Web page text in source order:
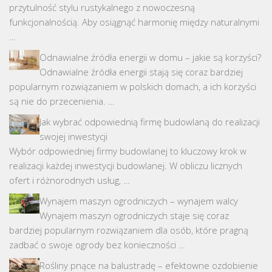
przytulność stylu rustykalnego z nowoczesną
funkcjonalnością. Aby osiągnąć harmonię między naturalnymi
Odnawialne źródła energii w domu – jakie są korzyści?
Odnawialne źródła energii stają się coraz bardziej
popularnym rozwiązaniem w polskich domach, a ich korzyści
są nie do przecenienia. …
Jak wybrać odpowiednią firmę budowlaną do realizacji
swojej inwestycji
Wybór odpowiedniej firmy budowlanej to kluczowy krok w
realizacji każdej inwestycji budowlanej. W obliczu licznych
ofert i różnorodnych usług, …
Wynajem maszyn ogrodniczych – wynajem walcy
Wynajem maszyn ogrodniczych staje się coraz
bardziej popularnym rozwiązaniem dla osób, które pragną
zadbać o swoje ogrody bez konieczności …
Rośliny pnące na balustradę – efektowne ozdobienie